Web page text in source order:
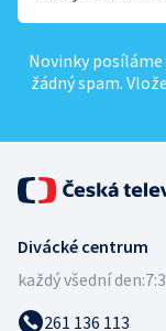
Novinky
žádný spam.